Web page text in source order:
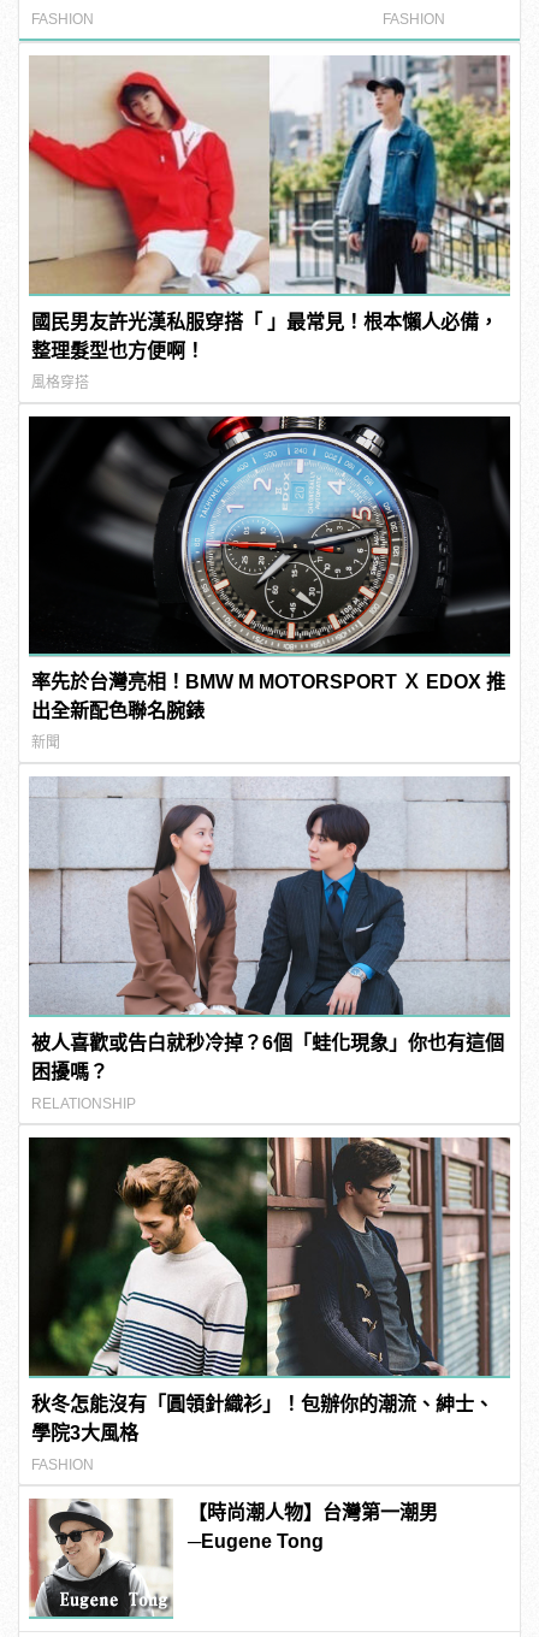
百變穿搭！
FASHION
到掉渣！
FASHION
國民男友許光漢私服穿搭「 」最常見！根本懶人必備，
整理髮型也方便啊！
風格穿搭
率先於台灣亮相！BMW M MOTORSPORT Ｘ EDOX 推
出全新配色聯名腕錶
新聞
被人喜歡或告白就秒冷掉？6個「蛙化現象」你也有這個
困擾嗎？
RELATIONSHIP
秋冬怎能沒有「圓領針織衫」！包辦你的潮流、紳士、
學院3大風格
FASHION
【時尚潮人物】台灣第一潮男
─Eugene Tong